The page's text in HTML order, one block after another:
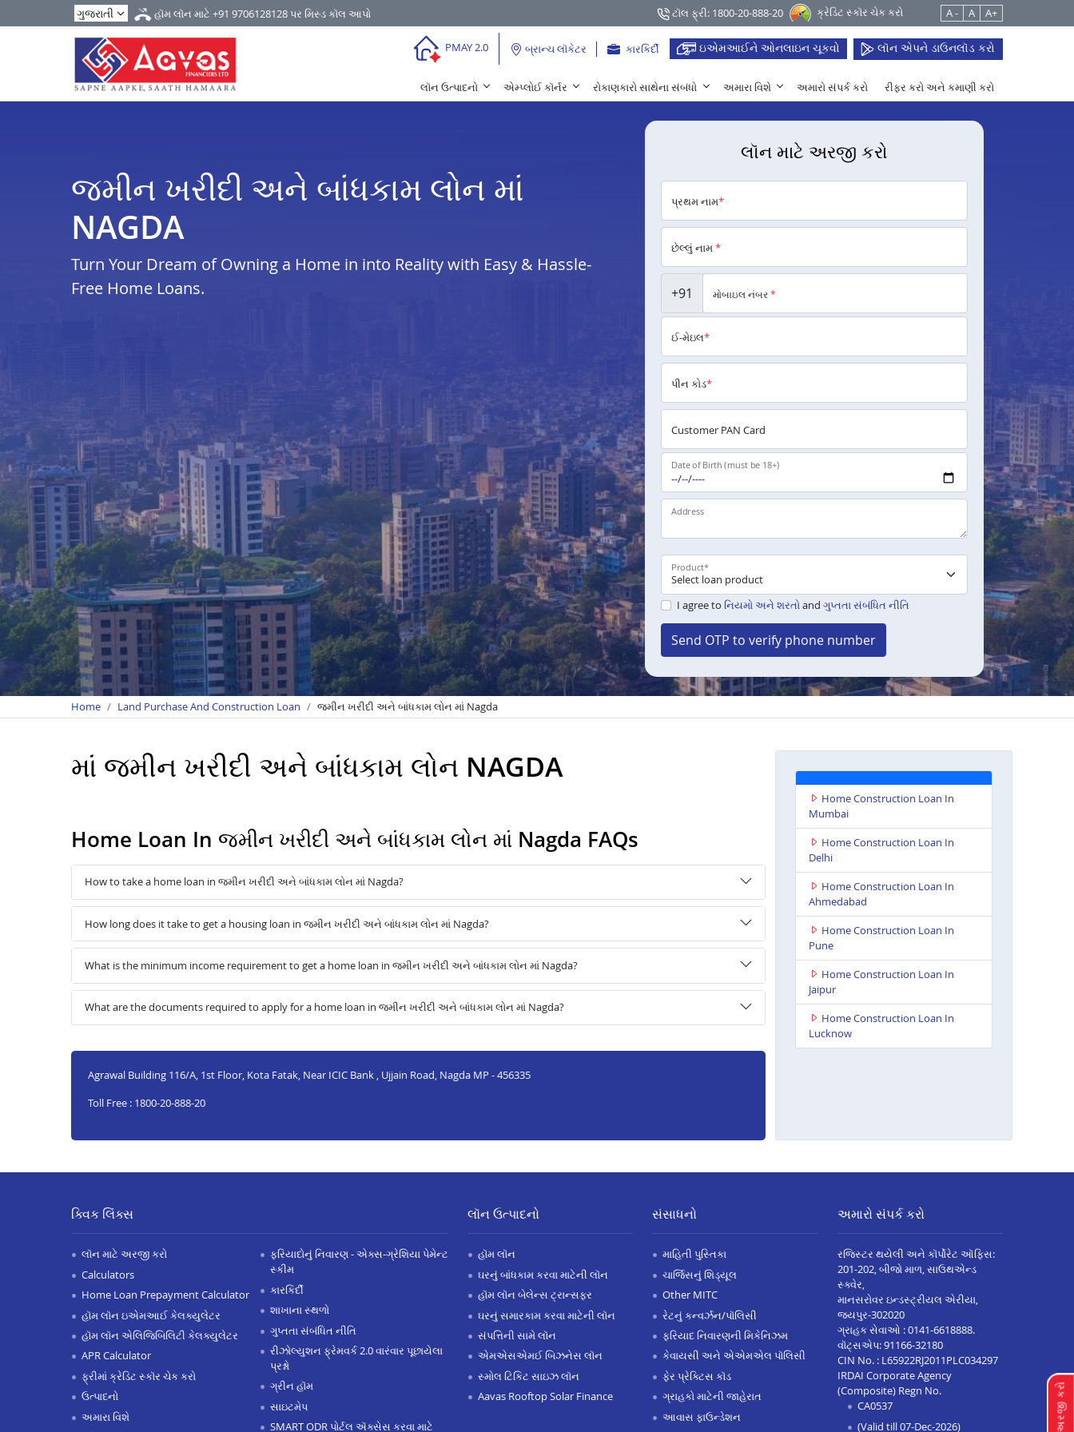
હૉમ લૉન માટે +91 9706128128પર મિસ્ડ કૉલ આપો ટૉલ ફ્રી: 1800-20-888-20 ક્રેડિટ સ્કૉર ચેક કરો A - A A+
PMAY 2.0 બ્રાન્ચ લૉકેટર કારકિર્દી ઇએમઆઈને ઓનલાઇન ચૂકવો લૉન એપને ડાઉનલૉડ કરો
લૉન ઉત્પાદનો એમ્પ્લોઈ કૉર્નર રોકાણકારો સાથેના સંબંધો અમારા વિશે અમારો સંપર્ક કરો રીફર કરો અને કમાણી કરો
જમીન ખરીદી અને બાંધકામ લોન માં
NAGDA
Turn Your Dream of Owning a Home in into Reality with Easy & Hassle-
Free Home Loans.
લૉન માટે અરજી કરો
પ્રથમ નામ*
છેલ્લું નામ*
+91 મોબાઇલ નંબર*
ઈ-મેઇલ*
પીન કોડ*
Customer PAN Card
Date of Birth (must be 18+)
Address
Product*
I agree to નિયમો અને શરતો and ગુપ્તતા સંબંધિત નીતિ
Send OTP to verify phone number
Home Land Purchase And Construction Loan જમીન ખરીદી અને બાંધકામ લોન માં Nagda
માં જમીન ખરીદી અને બાંધકામ લોન NAGDA
Home Loan In જમીન ખરીદી અને બાંધકામ લોન માં Nagda FAQs
How to take a home loan in જમીન ખરીદી અને બાંધકામ લોન માં Nagda?
How long does it take to get a housing loan in જમીન ખરીદી અને બાંધકામ લોન માં Nagda?
What is the minimum income requirement to get a home loan in જમીન ખરીદી અને બાંધકામ લોન માં Nagda?
What are the documents required to apply for a home loan in જમીન ખરીદી અને બાંધકામ લોન માં Nagda?
Agrawal Building 116/A, 1st Floor, Kota Fatak, Near ICIC Bank , Ujjain Road, Nagda MP - 456335
Toll Free : 1800-20-888-20
Home Construction Loan In
Mumbai
Home Construction Loan In
Delhi
Home Construction Loan In
Ahmedabad
Home Construction Loan In
Pune
Home Construction Loan In
Jaipur
Home Construction Loan In
Lucknow
ક્વિક લિંક્સ
લૉન માટે અરજી કરો
Calculators
Home Loan Prepayment Calculator
હૉમ લૉન ઇએમઆઈ કેલક્યુલેટર
હૉમ લૉન એલિજિબિલિટી કેલક્યુલેટર
APR Calculator
ફ્રીમાં ક્રેડિટ સ્કૉર ચેક કરો
ઉત્પાદનો
અમારા વિશે
ફરિયાદોનું નિવારણ - એક્સ-ગ્રેશિયા પેમેન્ટ
સ્કીમ
કારકિર્દી
શાખાના સ્થળો
ગુપ્તતા સંબંધિત નીતિ
રીઝોલ્યુશન ફ્રેમવર્ક 2.0 વારંવાર પૂછાયેલા
પ્રશ્નો
ગ્રીન હૉમ
સાઇટમેપ
SMART ODR પોર્ટલ ઍક્સેસ કરવા માટે
લૉન ઉત્પાદનો
હૉમ લૉન
ઘરનું બાંધકામ કરવા માટેની લૉન
હૉમ લૉન બેલેન્સ ટ્રાન્સફર
ઘરનું સમારકામ કરવા માટેની લૉન
સંપત્તિની સામે લૉન
એમએસએમઈ બિઝનેસ લૉન
સ્મોલ ટિકિટ સાઇઝ લૉન
Aavas Rooftop Solar Finance
સંસાધનો
માહિતી પુસ્તિકા
ચાર્જિસનું શિડ્યૂલ
Other MITC
રેટનું કન્વર્ઝન/પૉલિસી
ફરિયાદ નિવારણની મિકેનિઝમ
કેવાયસી અને એએમએલ પૉલિસી
ફેર પ્રેક્ટિસ કૉડ
ગ્રાહકો માટેની જાહેરાત
આવાસ ફાઉન્ડેશન
અમારો સંપર્ક કરો
રજિસ્ટર થયેલી અને કૉર્પોરેટ ઑફિસ:
201-202, બીજો માળ, સાઉથએન્ડ
સ્ક્વેર,
માનસરોવર ઇન્ડસ્ટ્રીયલ એરીયા,
જયપુર-302020
ગ્રાહક સેવાઓ :0141-6618888.
વૉટ્સએપ:91166-32180
CIN No. : L65922RJ2011PLC034297
IRDAI Corporate Agency
(Composite) Regn No.
CA0537
(Valid till 07-Dec-2026)